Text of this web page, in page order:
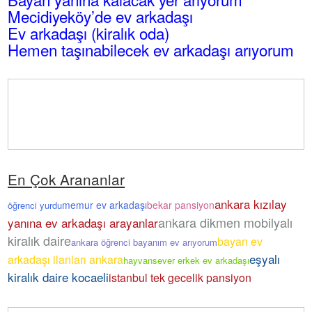
Mecidiyeköy’de ev arkadaşı
Ev arkadaşı (kiralık oda)
Hemen taşınabilecek ev arkadaşı arıyorum
En Çok Arananlar
öğrenci yurdumemur ev arkadaşıbekar pansiyonankara kızılay
yanına ev arkadaşı arayanlarankara dikmen mobilyalı
kiralık daireankara öğrenci bayanım ev arıyorumbayan ev
arkadaşı ilanları ankarahayvansever erkek ev arkadaşıeşyalı
kiralık daire kocaeliistanbul tek gecelik pansiyon